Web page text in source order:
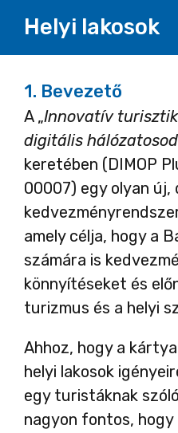
Helyi lakosok
1. Bevezető
A „Innovatív
digitális
keretében (DIMOP
00007) egy olyan
amely célja, hogy a
számára is
könnyítéseket és
turizmus és a helyi
Ahhoz, hogy a
helyi lakosok
egy turistáknak
nagyon fontos, hogy